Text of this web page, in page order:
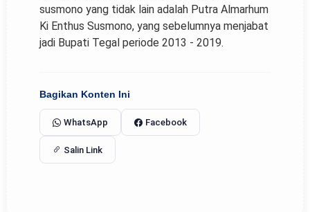
susmono yang tidak lain adalah Putra Almarhum
Ki Enthus Susmono, yang sebelumnya menjabat
jadi Bupati Tegal periode 2013 - 2019.
Bagikan Konten Ini
WhatsApp Facebook
Salin Link